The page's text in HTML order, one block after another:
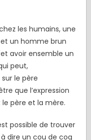
les humains, une
un homme brun
avoir ensemble un
peut,
le père
que l’expression
père et la mère.
possible de trouver
dire un cou de coq